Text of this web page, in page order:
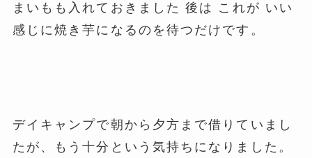
まいもも入れておきました 後は これが いい
感じに焼き芋になるのを待つだけです。
デイキャンプで朝から夕方まで借りていまし
たが、もう十分という気持ちになりました。